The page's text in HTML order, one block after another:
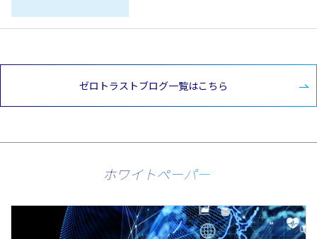
ゼロトラストブログ一覧はこちら
ホワイトペーパー